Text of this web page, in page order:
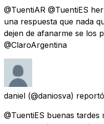
@TuentiAR @TuentiES
una respuesta que nada
dejen de afanarme se los
@ClaroArgentina
daniel (@daniosva) reportó
@TuentiES buenas